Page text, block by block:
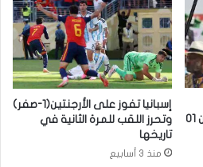
الإفريقية من التأشيرة اعتبارا من 01
إسبانيا تفوز على الأرجنتين(1-صفر)
وتحرز اللقب للمرة الثانية في
تاريخها
منذ 3 أسابيع